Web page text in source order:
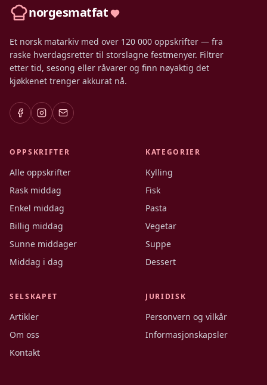
norgesmatfat
Et norsk matarkiv med over 120 000 oppskrifter — fra
raske hverdagsretter til storslagne festmenyer. Filtrer
etter tid, sesong eller råvarer og finn nøyaktig det
kjøkkenet trenger akkurat nå.
OPPSKRIFTER
Alle oppskrifter
Rask middag
Enkel middag
Billig middag
Sunne middager
Middag i dag
KATEGORIER
Kylling
Fisk
Pasta
Vegetar
Suppe
Dessert
SELSKAPET
Artikler
Om oss
Kontakt
JURIDISK
Personvern og vilkår
Informasjonskapsler